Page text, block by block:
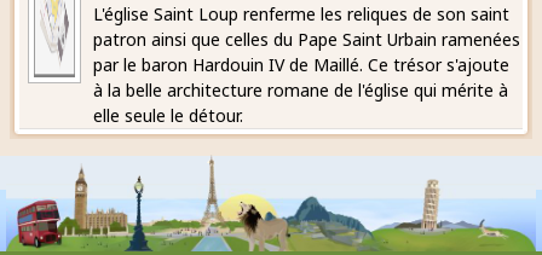
L'église Saint Loup renferme les reliques de son saint
patron ainsi que celles du Pape Saint Urbain ramenées
par le baron Hardouin IV de Maillé. Ce trésor s'ajoute
à la belle architecture romane de l'église qui mérite à
elle seule le détour.